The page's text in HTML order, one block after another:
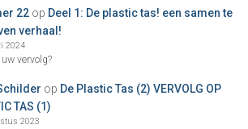
22op Deel 1: De plastic tas! een samen te
verhaal!
2024
vervolg?
op De Plastic Tas (2) VERVOLG OP
TAS (1)
2023